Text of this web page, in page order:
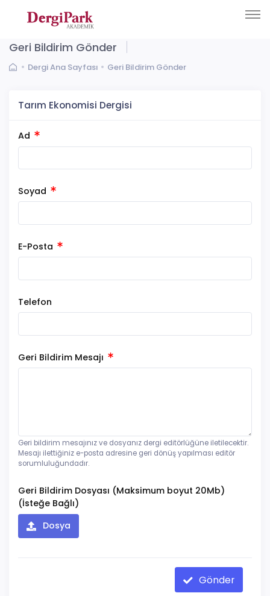
Geri Bildirim Gönder
Dergi Ana Sayfası Geri Bildirim Gönder
Tarım Ekonomisi Dergisi
Ad
Soyad
E-Posta
Telefon
Geri Bildirim Mesajı
Geri bildirim mesajınız ve dosyanız dergi editörlüğüne iletilecektir.
Mesajı ilettiğiniz e-posta adresine geri dönüş yapılması editör
sorumluluğundadır.
Geri Bildirim Dosyası (Maksimum boyut 20Mb)
(İsteğe Bağlı)
Dosya
Gönder